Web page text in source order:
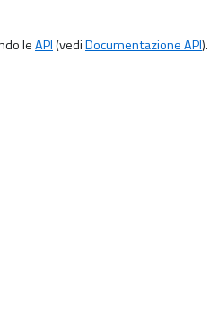
leAPI(vediDocumentazione API).